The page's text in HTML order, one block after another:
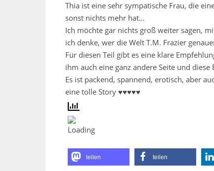
Thia ist eine sehr sympatische Frau, die
sonst nichts mehr hat…
Ich möchte gar nichts groß weiter sagen,
ich denke, wer die Welt T.M. Frazier
Für diesen Teil gibt es eine klare
ihm auch eine ganz andere Seite und
Es ist packend, spannend, erotisch, aber
eine tolle Story ♥♥♥♥♥
teilen teilen